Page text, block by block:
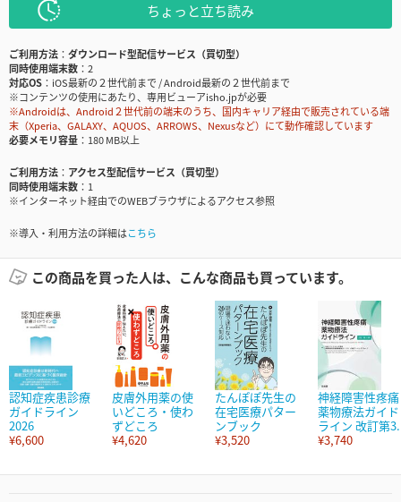
ちょっと立ち読み
ご利用方法
ダウンロード型配信サービス（買切型）
同時使用端末数
2
対応OS
iOS最新の２世代前まで / Android最新の２世代前まで
※コンテンツの使用にあたり、専用ビューアisho.jpが必要
※Androidは、Android２世代前の端末のうち、国内キャリア経由で販売されている端
末（Xperia、GALAXY、AQUOS、ARROWS、Nexusなど）にて動作確認しています
必要メモリ容量
180 MB以上
ご利用方法
アクセス型配信サービス（買切型）
同時使用端末数
1
※インターネット経由でのWEBブラウザによるアクセス参照
※導入・利用方法の詳細はこちら
この商品を買った人は、こんな商品も買っています。
認知症疾患診療
ガイドライン
2026
¥6,600
皮膚外用薬の使
いどころ・使わ
ずどころ
¥4,620
たんぽぽ先生の
在宅医療パター
ンブック
¥3,520
神経障害性疼痛
薬物療法ガイド
ライン 改訂第
¥3,740